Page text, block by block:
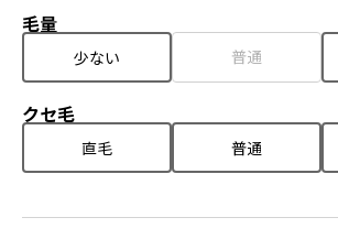
毛量
少ない 普通
クセ毛
直毛 普通